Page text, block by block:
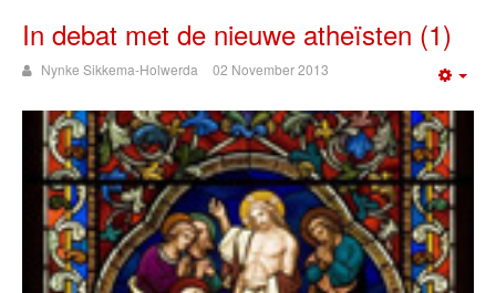
In debat met de nieuwe atheïsten (1)
Nynke Sikkema-Holwerda 02 November 2013